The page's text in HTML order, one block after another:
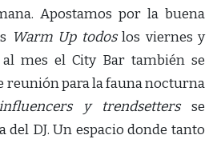
Apostamos por la buena
Warm Up todoslos viernes y
al mes el City Bar también se
reunión para la fauna nocturna
y trendsettersse
del DJ. Un espacio donde tanto